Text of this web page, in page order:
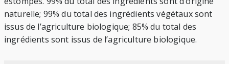
naturelle; 99% du total des ingrédients végétaux sont
issus de l’agriculture biologique; 85% du total des
ingrédients sont issus de l’agriculture biologique.